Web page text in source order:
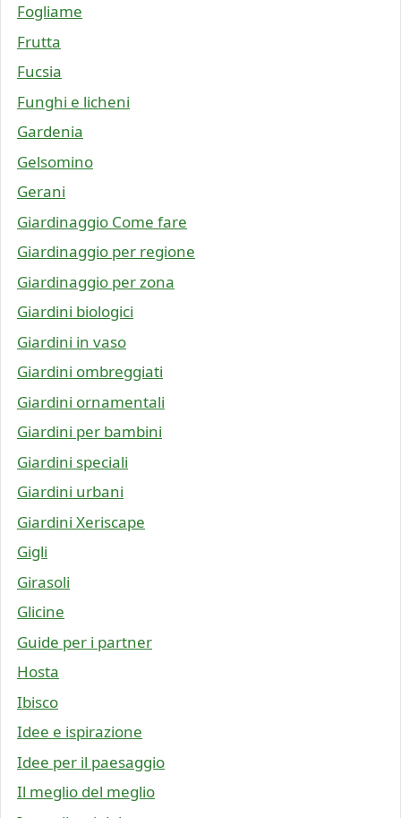
Fogliame
Frutta
Fucsia
Funghi e licheni
Gardenia
Gelsomino
Gerani
Giardinaggio Come fare
Giardinaggio per regione
Giardinaggio per zona
Giardini biologici
Giardini in vaso
Giardini ombreggiati
Giardini ornamentali
Giardini per bambini
Giardini speciali
Giardini urbani
Giardini Xeriscape
Gigli
Girasoli
Glicine
Guide per i partner
Hosta
Ibisco
Idee e ispirazione
Idee per il paesaggio
Il meglio del meglio